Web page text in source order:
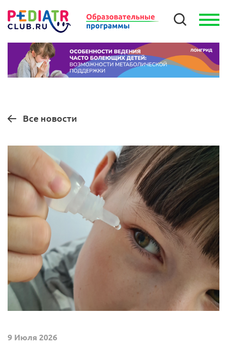
Все новости
9 Июля 2026